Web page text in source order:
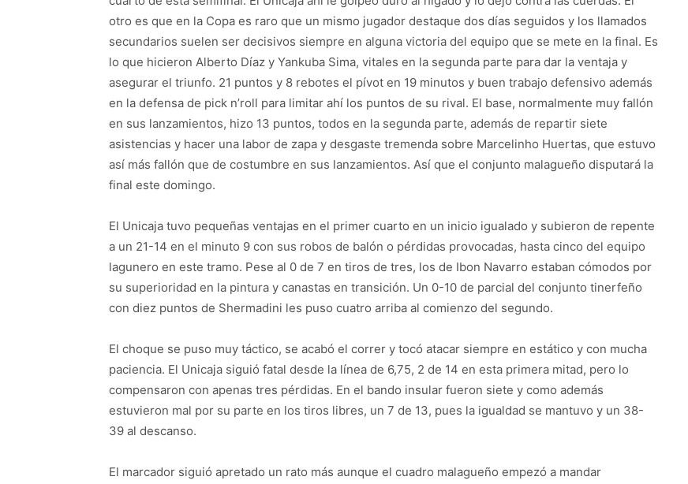
otro es que en la Copa es raro que un mismo jugador destaque dos días seguidos y los llamados
secundarios suelen ser decisivos siempre en alguna victoria del equipo que se mete en la final. Es
lo que hicieron Alberto Díaz y Yankuba Sima, vitales en la segunda parte para dar la ventaja y
asegurar el triunfo. 21 puntos y 8 rebotes el pívot en 19 minutos y buen trabajo defensivo además
en la defensa de pick n’roll para limitar ahí los puntos de su rival. El base, normalmente muy fallón
en sus lanzamientos, hizo 13 puntos, todos en la segunda parte, además de repartir siete
asistencias y hacer una labor de zapa y desgaste tremenda sobre Marcelinho Huertas, que estuvo
así más fallón que de costumbre en sus lanzamientos. Así que el conjunto malagueño disputará la
final este domingo.
El Unicaja tuvo pequeñas ventajas en el primer cuarto en un inicio igualado y subieron de repente
a un 21-14 en el minuto 9 con sus robos de balón o pérdidas provocadas, hasta cinco del equipo
lagunero en este tramo. Pese al 0 de 7 en tiros de tres, los de Ibon Navarro estaban cómodos por
su superioridad en la pintura y canastas en transición. Un 0-10 de parcial del conjunto tinerfeño
con diez puntos de Shermadini les puso cuatro arriba al comienzo del segundo.
El choque se puso muy táctico, se acabó el correr y tocó atacar siempre en estático y con mucha
paciencia. El Unicaja siguió fatal desde la línea de 6,75, 2 de 14 en esta primera mitad, pero lo
compensaron con apenas tres pérdidas. En el bando insular fueron siete y como además
estuvieron mal por su parte en los tiros libres, un 7 de 13, pues la igualdad se mantuvo y un 38-
39 al descanso.
El marcador siguió apretado un rato más aunque el cuadro malagueño empezó a mandar